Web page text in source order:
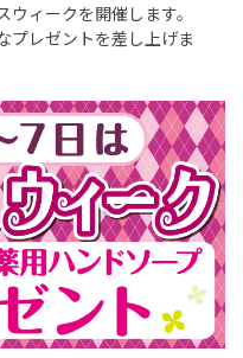
ィークを開催します。
プレゼントを差し上げま